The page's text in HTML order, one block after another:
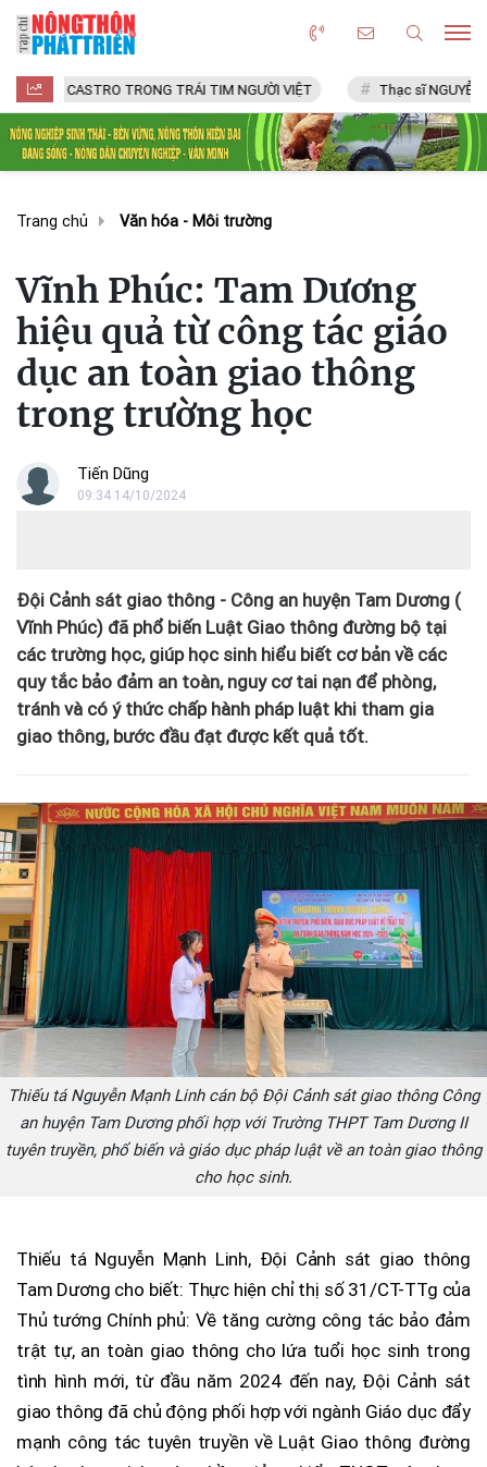
TRONG TRÁI TIM NGƯỜI VIỆT Thạc sĩ NGUYỄN VĂN CHÍ
Trang chủ Văn hóa - Môi trường
Vĩnh Phúc: Tam Dương
hiệu quả từ công tác giáo
dục an toàn giao thông
trong trường học
Tiến Dũng
09:34 14/10/2024
Đội Cảnh sát giao thông - Công an huyện Tam Dương (
Vĩnh Phúc) đã phổ biến Luật Giao thông đường bộ tại
các trường học, giúp học sinh hiểu biết cơ bản về các
quy tắc bảo đảm an toàn, nguy cơ tai nạn để phòng,
tránh và có ý thức chấp hành pháp luật khi tham gia
giao thông, bước đầu đạt được kết quả tốt.
Thiếu tá Nguyễn Mạnh Linh cán bộ Đội Cảnh sát giao thông Công
an huyện Tam Dương phối hợp với Trường THPT Tam Dương II
tuyên truyền, phổ biến và giáo dục pháp luật về an toàn giao thông
cho học sinh.
Thiếu tá Nguyễn Mạnh Linh, Đội Cảnh sát giao thông
Tam Dương cho biết: Thực hiện chỉ thị số 31/CT-TTg của
Thủ tướng Chính phủ: Về tăng cường công tác bảo đảm
trật tự, an toàn giao thông cho lứa tuổi học sinh trong
tình hình mới, từ đầu năm 2024 đến nay, Đội Cảnh sát
giao thông đã chủ động phối hợp với ngành Giáo dục đẩy
mạnh công tác tuyên truyền về Luật Giao thông đường